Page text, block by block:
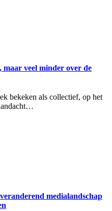
maar veel minder over de
bekeken als collectief, op het
medialandschap